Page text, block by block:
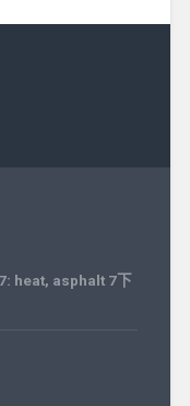
heat, asphalt 7下